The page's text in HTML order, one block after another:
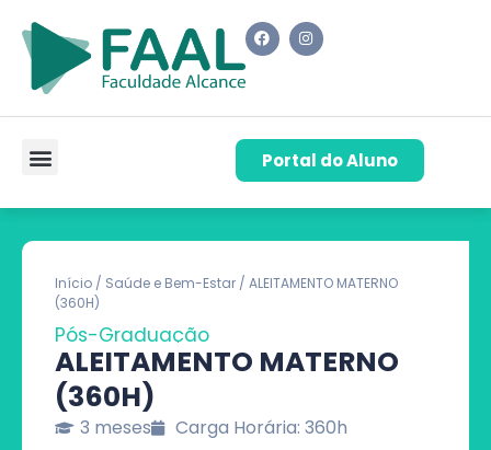
Portal do Aluno
Início / Saúde e Bem-Estar / ALEITAMENTO MATERNO
(360H)
Pós-Graduação
ALEITAMENTO MATERNO
(360H)
3 meses Carga Horária: 360h